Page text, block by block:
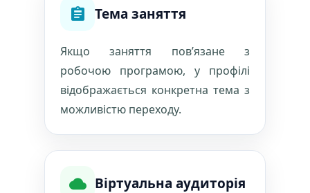
Тема заняття
Якщо заняття пов’язане з
робочою програмою, у профілі
відображається конкретна тема з
можливістю переходу.
Віртуальна аудиторія